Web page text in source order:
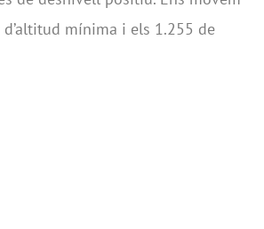
mínima i els 1.255 de